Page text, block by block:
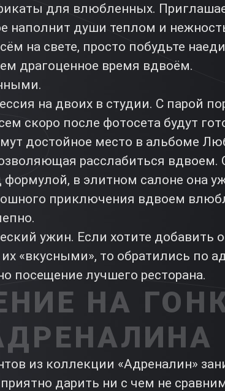
для влюбленных.
наполнит души теплом и
на свете, просто побудьте
драгоценное время вдвоём.
на двоих в студии. С парой
скоро после фотосета будут
достойное место в альбоме
расслабиться вдвоем.
в элитном салоне она
приключения вдвоем
ужин. Если хотите добавить
«вкусными», то обратились по
посещение лучшего ресторана.
НА
из коллекции «Адреналин»
дарить ни с чем не